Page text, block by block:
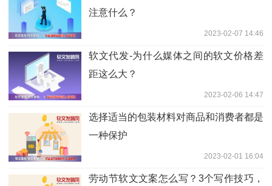
注意什么？
2023-02-07 14:46
软文代发-为什么媒体之间的软文价格差
距这么大？
2023-02-06 14:47
选择适当的包装材料对商品和消费者都是
一种保护
2023-02-01 16:04
劳动节软文文案怎么写？3个写作技巧，